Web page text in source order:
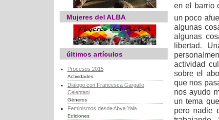
Mujeres del ALBA
últimos artículos
Procesos 2015
Actividades
Diálogo con Francesca Gargallo
Celentani
Géneros
Feminismos desde Abya Yala
Ediciones
en el barrio
un poco
algunas
algunas
libertad.
actividad
sobre el
que nos
nos ayudo
un tema
pero nadie